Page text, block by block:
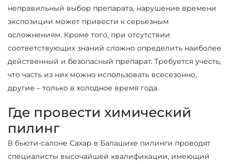
неправильный выбор препарата, нарушение времени
экспозиции может привести к серьезным
осложнениям. Кроме того, при отсутствии
соответствующих знаний сложно определить наиболее
действенный и безопасный препарат. Требуется учесть,
что часть из них можно использовать всесезонно,
другие – только в холодное время года.
Где провести химический
пилинг
В бьюти-салоне Сахар в Балашихе пилинги проводят
специалисты высочайшей квалификации, имеющий